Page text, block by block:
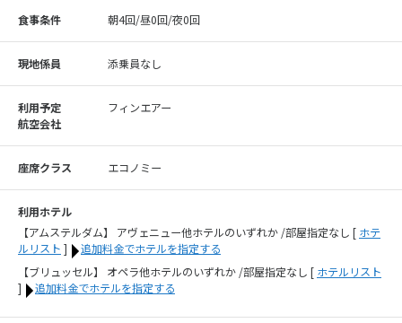
食事条件 朝4回/昼0回/夜0回
現地係員 添乗員なし
利用予定
航空会社
フィンエアー
座席クラス エコノミー
利用ホテル
【アムステルダム】 アヴェニュー他ホテルのいずれか /部屋指定なし [ ホテ
ルリスト ]
追加料金でホテルを指定する
【ブリュッセル】 オペラ他ホテルのいずれか /部屋指定なし [ ホテルリスト
]
追加料金でホテルを指定する